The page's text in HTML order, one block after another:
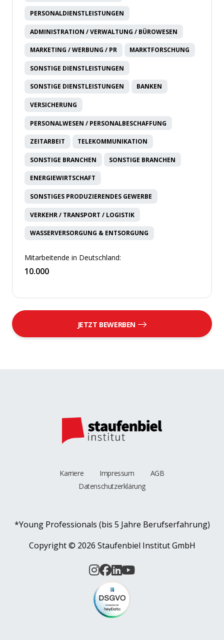
PERSONALDIENSTLEISTUNGEN
ADMINISTRATION / VERWALTUNG / BÜROWESEN
MARKETING / WERBUNG / PR MARKTFORSCHUNG
SONSTIGE DIENSTLEISTUNGEN
SONSTIGE DIENSTLEISTUNGEN BANKEN
VERSICHERUNG
PERSONALWESEN / PERSONALBESCHAFFUNG
ZEITARBEIT TELEKOMMUNIKATION
SONSTIGE BRANCHEN SONSTIGE BRANCHEN
ENERGIEWIRTSCHAFT
SONSTIGES PRODUZIERENDES GEWERBE
VERKEHR / TRANSPORT / LOGISTIK
WASSERVERSORGUNG & ENTSORGUNG
Mitarbeitende in Deutschland:
10.000
JETZT BEWERBEN
Karriere Impressum
AGB
Datenschutzerklärung
*Young Professionals (bis 5 Jahre Berufserfahrung)
Copyright © 2026 Staufenbiel Institut GmbH